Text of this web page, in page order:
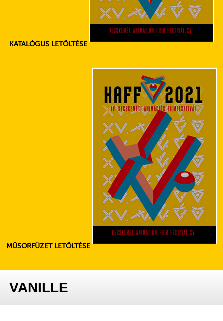
KATALÓGUS LETÖLTÉSE
MŰSORFÜZET LETÖLTÉSE
VANILLE